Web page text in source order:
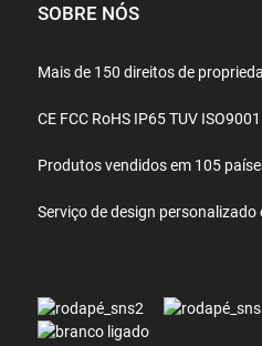
SOBRE NÓS
Mais de 150 direitos de
CE FCC RoHS IP65 TUV ISO9001
Produtos vendidos em 105
Serviço de design personalizado